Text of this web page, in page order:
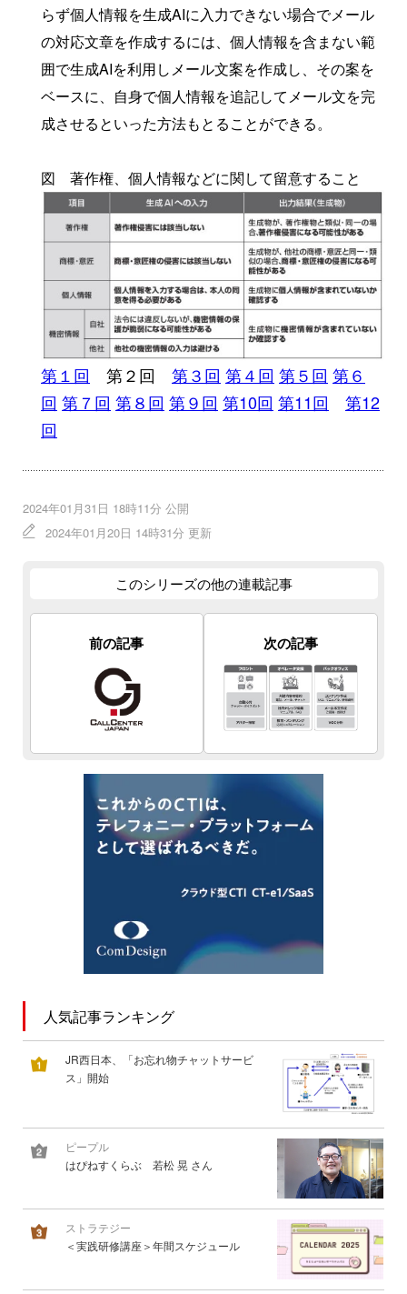
らず個人情報を生成AIに入力できない場合でメール
の対応文章を作成するには、個人情報を含まない範
囲で生成AIを利用しメール文案を作成し、その案を
ベースに、自身で個人情報を追記してメール文を完
成させるといった方法もとることができる。
図 著作権、個人情報などに関して留意すること
第１回 第２回 第３回 第４回 第５回 第６
回 第７回 第８回 第９回 第10回 第11回
第12
回
2024年01月31日 18時11分 公開
2024年01月20日 14時31分 更新
このシリーズの他の連載記事
前の記事 次の記事
人気記事ランキング
JR西日本、「お忘れ物チャットサービ
ス」開始
ピープル
はぴねすくらぶ 若松 晃 さん
ストラテジー
＜実践研修講座＞年間スケジュール